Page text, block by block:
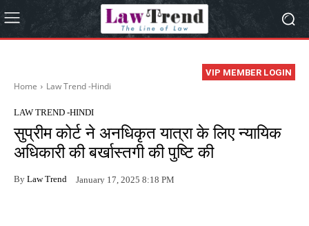
VIP MEMBER LOGIN
Home Law Trend -Hindi
LAW TREND -HINDI
सुप्रीम कोर्ट ने अनधिकृत यात्रा के लिए न्यायिक
अधिकारी की बर्खास्तगी की पुष्टि की
By Law Trend January 17, 2025 8:18 PM